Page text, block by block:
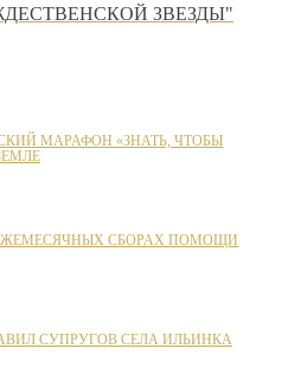
ЗВЕЗДЫ"
МАРАФОН «ЗНАТЬ, ЧТОБЫ
СБОРАХ ПОМОЩИ
СУПРУГОВ СЕЛА ИЛЬИНКА